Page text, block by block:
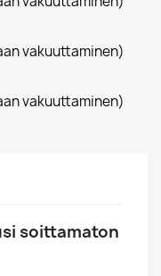
vakuuttaminen)
vakuuttaminen)
soittamaton